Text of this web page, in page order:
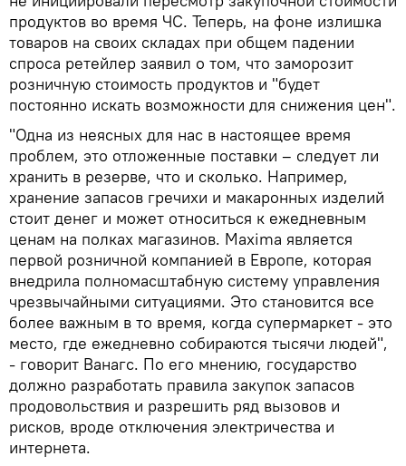
продуктов во время ЧС. Теперь, на фоне излишка
товаров на своих складах при общем падении
спроса ретейлер заявил о том, что заморозит
розничную стоимость продуктов и "будет
постоянно искать возможности для снижения цен".
"Одна из неясных для нас в настоящее время
проблем, это отложенные поставки – следует ли
хранить в резерве, что и сколько. Например,
хранение запасов гречихи и макаронных изделий
стоит денег и может относиться к ежедневным
ценам на полках магазинов. Maxima является
первой розничной компанией в Европе, которая
внедрила полномасштабную систему управления
чрезвычайными ситуациями. Это становится все
более важным в то время, когда супермаркет - это
место, где ежедневно собираются тысячи людей",
- говорит Ванагс. По его мнению, государство
должно разработать правила закупок запасов
продовольствия и разрешить ряд вызовов и
рисков, вроде отключения электричества и
интернета.